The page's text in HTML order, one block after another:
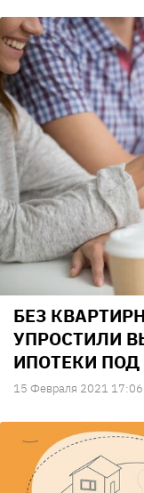
БЕЗ
УПРОСТИЛИ
ИПОТЕКИ ПОД
15 Февраля 2021 17:06